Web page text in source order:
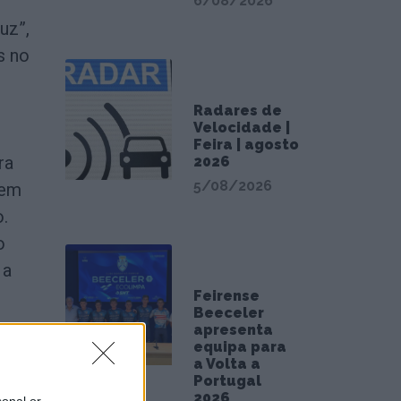
no
Radares de
Velocidade |
Feira | agosto
2026
5/08/2026
Feirense
Beeceler
apresenta
equipa para
a Volta a
Portugal